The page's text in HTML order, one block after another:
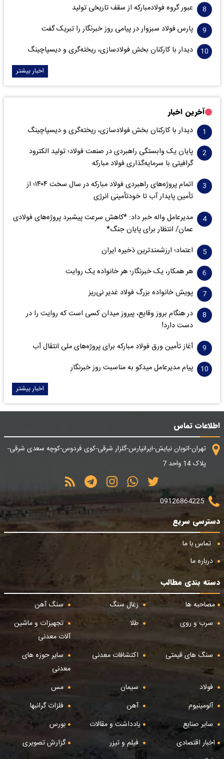
عبور گروه فولادمبارکه از سقف تاریخی تولید
پارس فولاد سبزوار در پیامی روز خبرنگار را تبریک گفت
دیدار با کارکنان بخش فولادسازی، ریخته‌گری و دیسپاچینگ
اخبار بیشتر
آخرین اخبار
دیدار با کارکنان بخش فولادسازی، ریخته‌گری و دیسپاچینگ
پایان یک وابستگی راهبردی در صنعت فولاد؛ تولید الکترود
گرافیتی با سرمایه‌گذاری فولاد مبارکه
اتمام پروژه‌های راهبردی فولاد مبارکه در سال سخت ۱۴۰۴؛ از
تأمین پایدار آب تا خودتأمینی انرژی
مدیرعامل واله خبر داد: *کاهش سرعت پیشبرد پروژه‌های فولادی
عمان/ انتظار برای پایان جنگ*
اعتماد؛ ارزشمندترین ذخیره ایران
هر همکار، یک خبرنگار؛ هر خانواده یک روایت
پویش خانواده بزرگ فولاد غدیر نی‌ریز
در هنگام بروز وقایع، پیروز میدان کسی است که روایت را در
دست دارد!
آغاز تأمین ورق فولاد مبارکه برای پروژه‌های ملی انتقال آب
پیام مدیرعامل میدکو به مناسبت روز خبرنگار
اخبار بیشتر
اطلاعات تماس
تهران-اتوبان نیایش-ایرانپارس-گلزار شرقی-کوی فردوس-کوچه سعدی شرقی-
پلاک 14 واحد 7
09126864225
دسترسی سریع
تماس با ما
درباره ما
دسته بندی مطالب
مصاحبه ها
زغال سنگ
سنگ آهن
سرب و روی
طلا
تجهیزات و ماشین
آلات معدنی
سنگ های قیمتی
اکتشافات معدنی
سایر حوزه های
معدنی
فولاد
سیمان
مس
آلومینیوم
آهن
فلزات گرانبها
سایر صنایع
یادداشت و مقالات
بورس
اخبار اقتصادی
فیلم و تیزر
گزارش تصویری